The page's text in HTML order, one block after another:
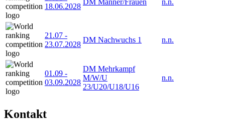
18.06.2028
21.07 -
23.07.2028
DM Nachwuchs 1 n.n.
01.09 -
03.09.2028
DM Mehrkampf
M/W/U
23/U20/U18/U16
n.n.
Kontakt